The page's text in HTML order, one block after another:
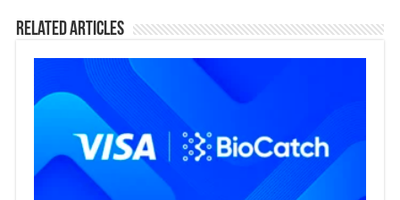
Related Articles